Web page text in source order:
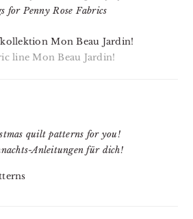
Mon Beau Jardin!
line Mon Beau Jardin!
quilt patterns for you!
Anleitungen für dich!